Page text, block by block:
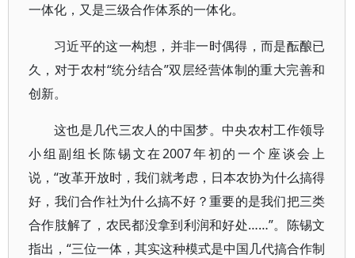
一体化，又是三级合作体系的一体化。
习近平的这一构想，并非一时偶得，而是酝酿已
久，对于农村“统分结合”双层经营体制的重大完善和
创新。
这也是几代三农人的中国梦。中央农村工作领导
小组副组长陈锡文在2007年初的一个座谈会上
说，“改革开放时，我们就考虑，日本农协为什么搞得
好，我们合作社为什么搞不好？重要的是我们把三类
合作肢解了，农民都没拿到利润和好处……”。陈锡文
指出，“三位一体，其实这种模式是中国几代搞合作制